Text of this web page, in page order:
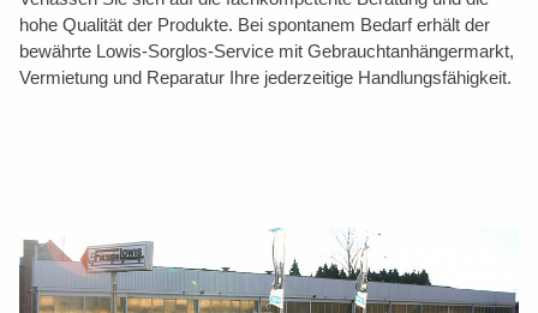
hohe Qualität der Produkte. Bei spontanem Bedarf erhält der
bewährte Lowis-Sorglos-Service mit Gebrauchtanhängermarkt,
Vermietung und Reparatur Ihre jederzeitige Handlungsfähigkeit.